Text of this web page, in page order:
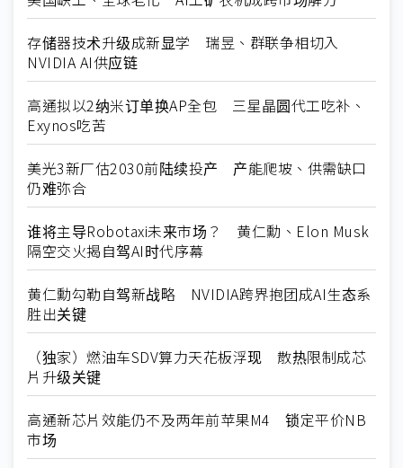
存储器技术升级成新显学 瑞昱、群联争相切入
NVIDIA AI供应链
高通拟以2纳米订单换AP全包 三星晶圆代工吃补、
Exynos吃苦
美光3新厂估2030前陆续投产 产能爬坡、供需缺口
仍难弥合
谁将主导Robotaxi未来市场？ 黄仁勳、Elon Musk
隔空交火揭自驾AI时代序幕
黄仁勳勾勒自驾新战略 NVIDIA跨界抱团成AI生态系
胜出关键
（独家）燃油车SDV算力天花板浮现 散热限制成芯
片升级关键
高通新芯片效能仍不及两年前苹果M4 锁定平价NB
市场